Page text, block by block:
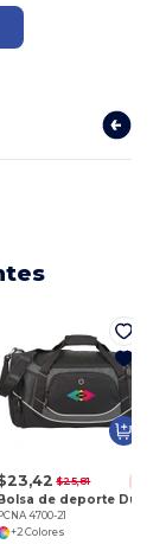
$25,81
PCNA 4700-21
+2 Colores